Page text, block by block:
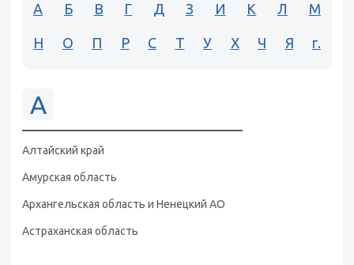
А Б В Г Д З И К Л М
Н О П Р С Т У Х Ч Я г.
А
Алтайский край
Амурская область
Архангельская область и Ненецкий АО
Астраханская область